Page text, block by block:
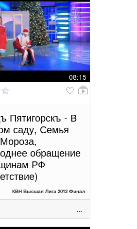
08:15
Пятигорскъ - В
саду, Семья
обращение
РФ
КВН Высшая Лига 2012 Финал
...